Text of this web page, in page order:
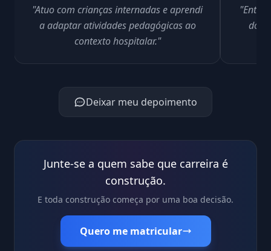
"Atuo com crianças internadas e aprendi
a adaptar atividades pedagógicas ao
contexto hospitalar."
do
Deixar meu depoimento
Junte-se a quem sabe que carreira é
construção.
E toda construção começa por uma boa decisão.
Quero me matricular